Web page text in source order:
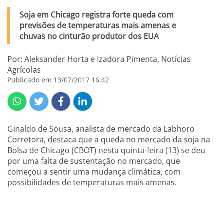
Soja em Chicago registra forte queda com
previsões de temperaturas mais amenas e
chuvas no cinturão produtor dos EUA
Por: Aleksander Horta e Izadora Pimenta, Notícias
Agrícolas
Publicado em 13/07/2017 16:42
Ginaldo de Sousa, analista de mercado da Labhoro
Corretora, destaca que a queda no mercado da soja na
Bolsa de Chicago (CBOT) nesta quinta-feira (13) se deu
por uma falta de sustentação no mercado, que
começou a sentir uma mudança climática, com
possibilidades de temperaturas mais amenas.